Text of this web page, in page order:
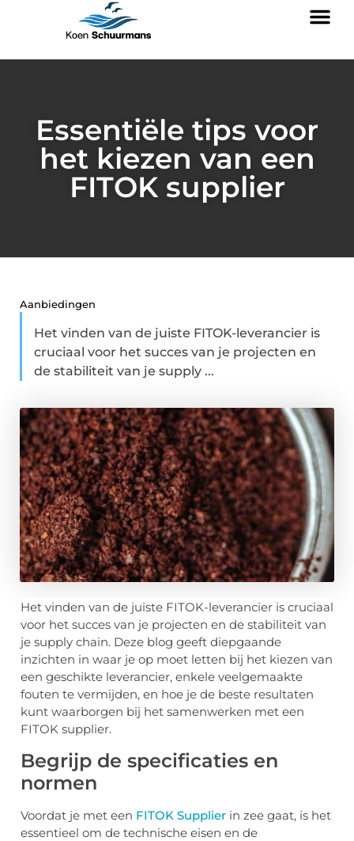
Essentiële tips voor
het kiezen van een
FITOK supplier
Aanbiedingen
Het vinden van de juiste FITOK-leverancier is
cruciaal voor het succes van je projecten en
de stabiliteit van je supply ...
Het vinden van de juiste FITOK-leverancier is cruciaal
voor het succes van je projecten en de stabiliteit van
je supply chain. Deze blog geeft diepgaande
inzichten in waar je op moet letten bij het kiezen van
een geschikte leverancier, enkele veelgemaakte
fouten te vermijden, en hoe je de beste resultaten
kunt waarborgen bij het samenwerken met een
FITOK supplier.
Begrijp de specificaties en
normen
Voordat je met een FITOK Supplier in zee gaat, is het
essentieel om de technische eisen en de